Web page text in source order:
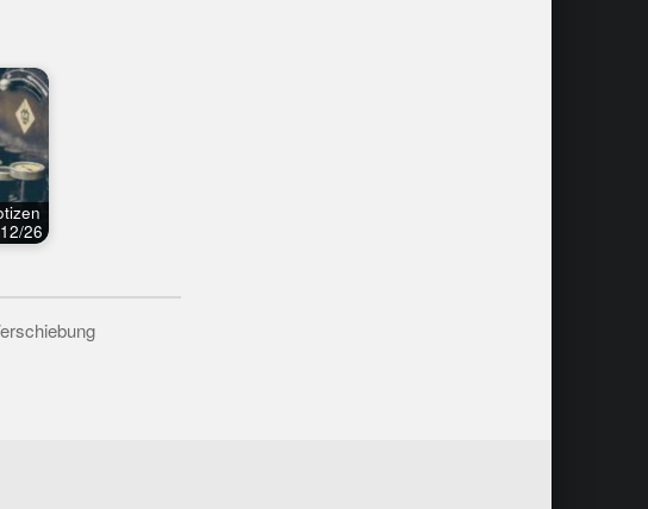
26